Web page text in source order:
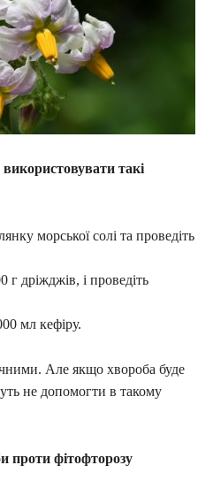
такі
морської солі та проведіть
г дріжджів, і проведіть
мл кефіру.
Але якщо хвороба буде
не допомогти в такому
проти фітофторозу